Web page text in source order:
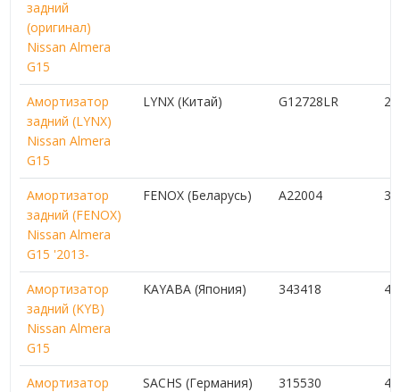
задний
(оригинал)
Nissan Almera
G15
Амортизатор
задний (LYNX)
Nissan Almera
G15
LYNX (Китай) G12728LR 2
Амортизатор
задний (FENOX)
Nissan Almera
G15 '2013-
FENOX (Беларусь) A22004 3
Амортизатор
задний (KYB)
Nissan Almera
G15
KAYABA (Япония) 343418 4
Амортизатор
SACHS (Германия) 315530 4